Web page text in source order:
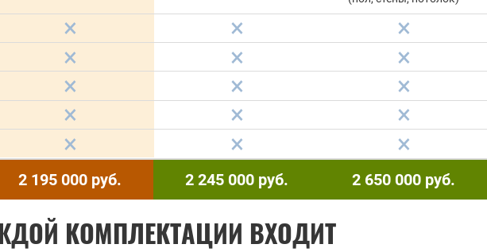
2 195 000 руб. 2 245 000 руб. 2 650 000 руб.
КОМПЛЕКТАЦИИ ВХОДИТ